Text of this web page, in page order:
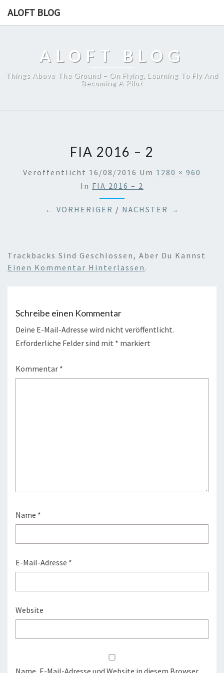
ALOFT BLOG
ALOFT BLOG
Things Above The Ground – On Flying, Learning To Fly And
Becoming A Pilot
FIA 2016 – 2
Veröffentlicht 16/08/2016 Um 1280 × 960
In FIA 2016 – 2
← VORHERIGER / NÄCHSTER →
Trackbacks Sind Geschlossen, Aber Du Kannst
Einen Kommentar Hinterlassen .
Schreibe einen Kommentar
Deine E-Mail-Adresse wird nicht veröffentlicht.
Erforderliche Felder sind mit * markiert
Kommentar *
Name *
E-Mail-Adresse *
Website